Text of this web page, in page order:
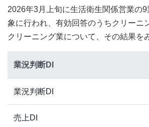
2026年3月上旬に生活衛生関係営業の
象に行われ、有効回答のうちクリーニ
クリーニング業について、その結果を
業況判断DI
業況判断DI
売上DI